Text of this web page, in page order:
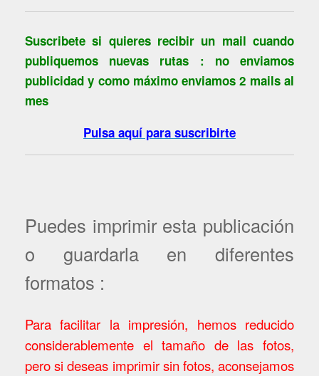
Suscribete si quieres recibir un mail cuando
publiquemos nuevas rutas : no enviamos
publicidad y como máximo enviamos 2 mails al
mes
Pulsa aquí para suscribirte
Puedes imprimir esta publicación
o guardarla en diferentes
formatos :
Para facilitar la impresión, hemos reducido
considerablemente el tamaño de las fotos,
pero si deseas imprimir sin fotos, aconsejamos